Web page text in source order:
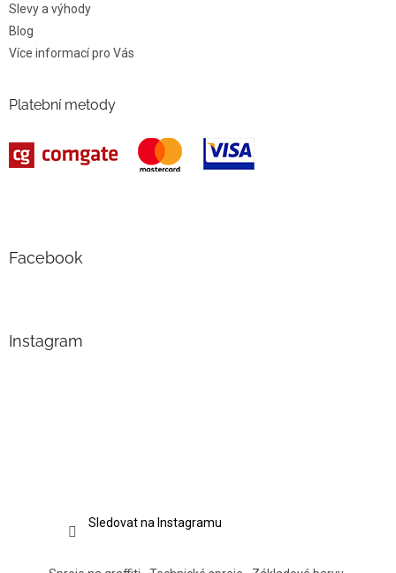
Slevy a výhody
Blog
Více informací pro Vás
Platební metody
Facebook
Instagram
Sledovat na Instagramu